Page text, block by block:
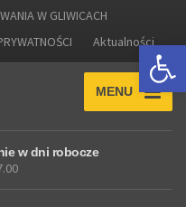
W GLIWICACH
Aktualności
MENU
w dni robocze